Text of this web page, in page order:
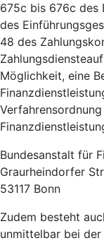
675c bis 676c des
des
48 des
Möglichkeit, eine
Bundesanstalt für
Graurheindorfer
53117 Bonn
Zudem besteht
unmittelbar bei